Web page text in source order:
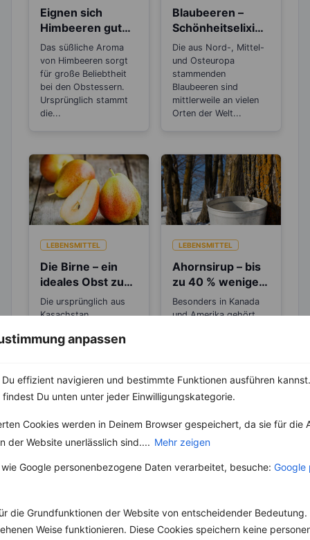
anpassen
effizient navigieren und bestimmte Funktionen ausführen
Du unten unter jeder Einwilligungskategorie.
Cookies werden in Deinem Browser gespeichert, da sie für die
der Website unerlässlich sind.... Mehr zeigen
Google personenbezogene Daten verarbeitet, besuche: Google
die Grundfunktionen der Website von entscheidender Bedeutung.
Weise funktionieren. Diese Cookies speichern keine
Eignen sich
Himbeeren gut
zum Abnehmen?
Das süßliche Aroma
von Himbeeren sorgt
für große Beliebtheit
bei den Obstessern.
Ursprünglich stammt
die...
Blaubeeren –
Schönheitselixier
für die Haut und
gut beim
Abnehmen
Die aus Nord-, Mittel-
und Osteuropa
stammenden
Blaubeeren sind
mittlerweile an vielen
Orten der Welt...
LEBENSMITTEL
Die Birne – ein
ideales Obst zum
Abnehmen
Die ursprünglich aus
Kasachstan
der heutigen Zeit ein
LEBENSMITTEL
Ahornsirup – bis
zu 40 % weniger
Kalorien als
Zucker
Besonders in Kanada
und Amerika gehört
Weitere Vegetarische Rezepte
‹ ›
Kalorien:
670 kcal
Fett:39 g